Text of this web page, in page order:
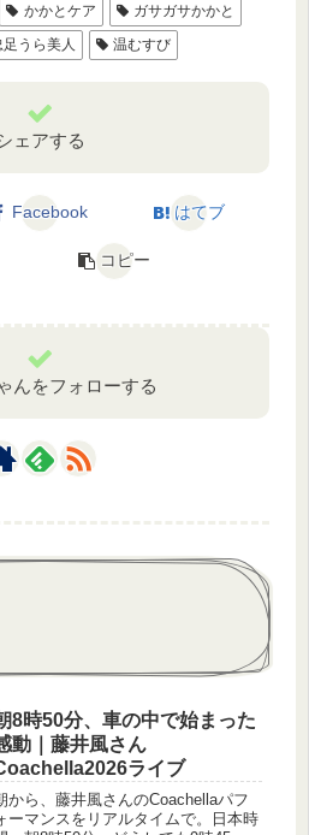
かかとケア
ガサガサかかと
足うら美人 温むすび
ェアする
Facebook はてブ
コピー
んをフォローする
8時50分、車の中で始まった
動｜藤井風さん
ライブ
から、藤井風さんのCoachellaパフ
ーマンスをリアルタイムで。日本時